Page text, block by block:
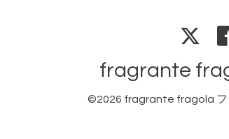
fragrante
©2026 fragrante fragola フ